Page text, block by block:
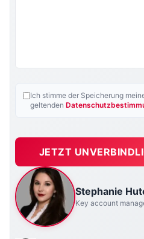
Ich stimme der Speicherung
geltenden
JETZT
Stephanie
Key account